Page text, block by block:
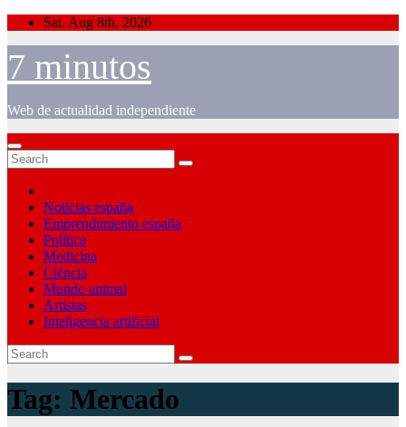
Skip
content
Sat. Aug 8th, 2026
7 minutos
Web de actualidad independiente
Noticias españa
Emprendimiento españa
Política
Medicina
Ciéncia
Mundo animal
Artistas
Inteligencia artificial
Tag: Mercado